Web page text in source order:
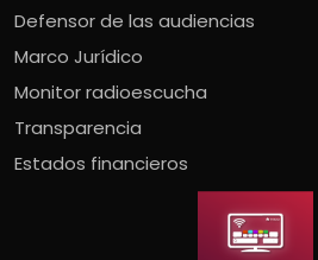
Defensor de las audiencias
Marco Jurídico
Monitor radioescucha
Transparencia
Estados financieros